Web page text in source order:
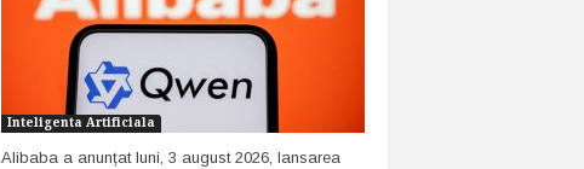
Inteligenta Artificiala
Alibaba a anunțat luni, 3 august 2026, lansarea